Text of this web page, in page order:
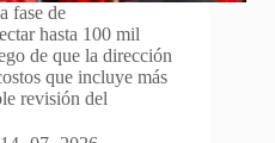
fase de
hasta 100 mil
de que la dirección
que incluye más
revisión del